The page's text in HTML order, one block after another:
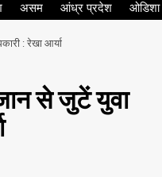
असम आंध्र प्रदेश ओडिशा
: रेखा आर्या
से जुटें युवा